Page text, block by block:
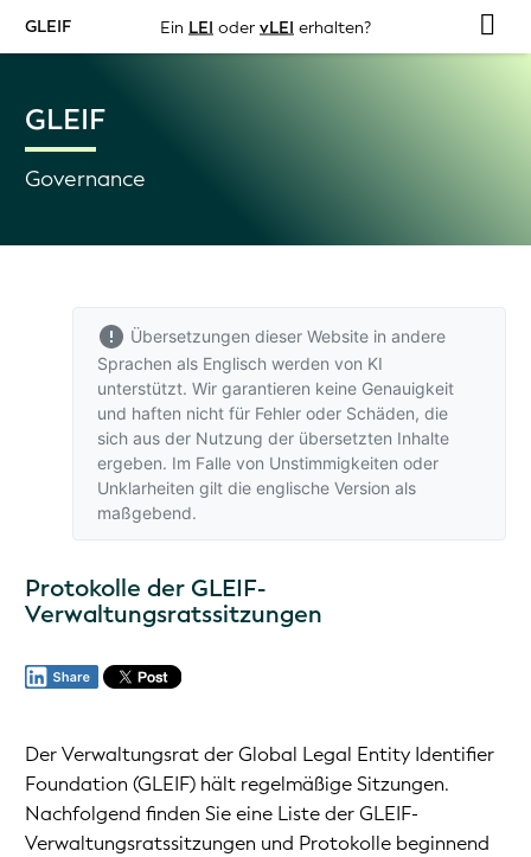
GLEIF Ein LEI oder vLEI erhalten?
GLEIF
Governance
Übersetzungen dieser Website in andere
Sprachen als Englisch werden von KI
unterstützt. Wir garantieren keine Genauigkeit
und haften nicht für Fehler oder Schäden, die
sich aus der Nutzung der übersetzten Inhalte
ergeben. Im Falle von Unstimmigkeiten oder
Unklarheiten gilt die englische Version als
maßgebend.
Protokolle der GLEIF-
Verwaltungsratssitzungen
Der Verwaltungsrat der Global Legal Entity Identifier
Foundation (GLEIF) hält regelmäßige Sitzungen.
Nachfolgend finden Sie eine Liste der GLEIF-
Verwaltungsratssitzungen und Protokolle beginnend